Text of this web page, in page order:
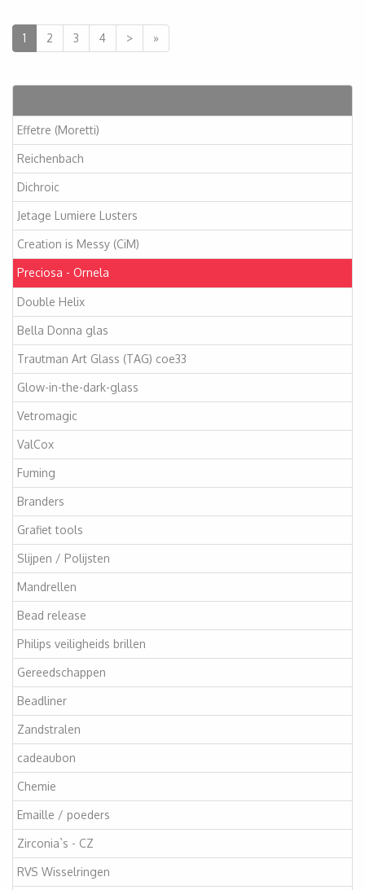
Effetre (Moretti)
Reichenbach
Dichroic
Jetage Lumiere Lusters
Creation is Messy (CiM)
Preciosa - Ornela
Double Helix
Bella Donna glas
Trautman Art Glass (TAG) coe33
Glow-in-the-dark-glass
Vetromagic
ValCox
Fuming
Branders
Grafiet tools
Slijpen / Polijsten
Mandrellen
Bead release
Philips veiligheids brillen
Gereedschappen
Beadliner
Zandstralen
cadeaubon
Chemie
Emaille / poeders
Zirconia`s - CZ
RVS Wisselringen
1 2 3 4 > »